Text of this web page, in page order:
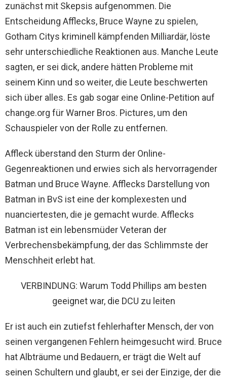
zunächst mit Skepsis aufgenommen. Die
Entscheidung Afflecks, Bruce Wayne zu spielen,
Gotham Citys kriminell kämpfenden Milliardär, löste
sehr unterschiedliche Reaktionen aus. Manche Leute
sagten, er sei dick, andere hätten Probleme mit
seinem Kinn und so weiter, die Leute beschwerten
sich über alles. Es gab sogar eine Online-Petition auf
change.org für Warner Bros. Pictures, um den
Schauspieler von der Rolle zu entfernen.
Affleck überstand den Sturm der Online-
Gegenreaktionen und erwies sich als hervorragender
Batman und Bruce Wayne. Afflecks Darstellung von
Batman in BvS ist eine der komplexesten und
nuanciertesten, die je gemacht wurde. Afflecks
Batman ist ein lebensmüder Veteran der
Verbrechensbekämpfung, der das Schlimmste der
Menschheit erlebt hat.
VERBINDUNG: Warum Todd Phillips am besten
geeignet war, die DCU zu leiten
Er ist auch ein zutiefst fehlerhafter Mensch, der von
seinen vergangenen Fehlern heimgesucht wird. Bruce
hat Albträume und Bedauern, er trägt die Welt auf
seinen Schultern und glaubt, er sei der Einzige, der die